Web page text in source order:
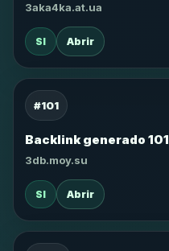
3aka4ka.at.ua
SI Abrir
#101
Backlink generado 101
3db.moy.su
SI Abrir